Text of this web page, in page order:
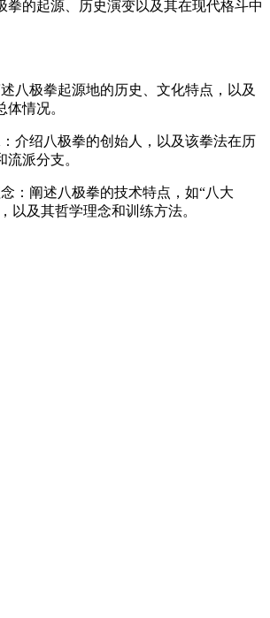
拳的起源、历史演变以及其在现代格斗中
八极拳起源地的历史、文化特点，以及
情况。
介绍八极拳的创始人，以及该拳法在历
派分支。
：阐述八极拳的技术特点，如“八大
以及其哲学理念和训练方法。